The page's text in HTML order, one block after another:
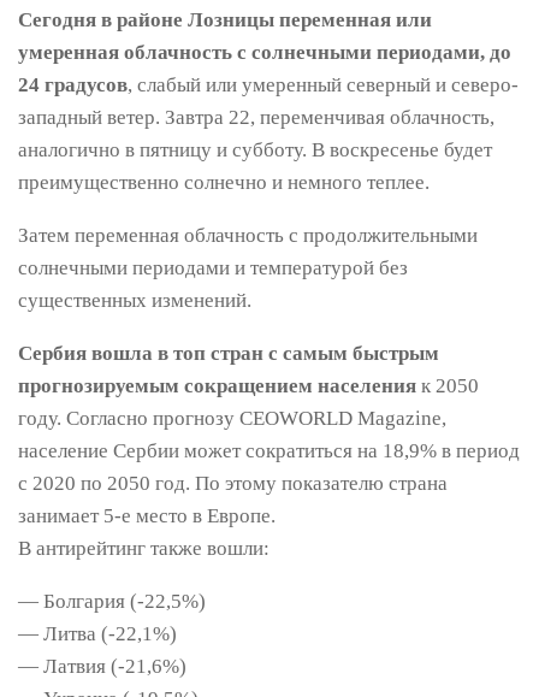
Сегодня в районе Лозницы переменная или
умеренная облачность с солнечными периодами, до
24 градусов, слабый или умеренный северный и северо-
западный ветер. Завтра 22, переменчивая облачность,
аналогично в пятницу и субботу. В воскресенье будет
преимущественно солнечно и немного теплее.
Затем переменная облачность с продолжительными
солнечными периодами и температурой без
существенных изменений.
Сербия вошла в топ стран с самым быстрым
прогнозируемым сокращением населения к 2050
году. Согласно прогнозу CEOWORLD Magazine,
население Сербии может сократиться на 18,9% в период
с 2020 по 2050 год. По этому показателю страна
занимает 5-е место в Европе.
В антирейтинг также вошли:
— Болгария (-22,5%)
— Литва (-22,1%)
— Латвия (-21,6%)